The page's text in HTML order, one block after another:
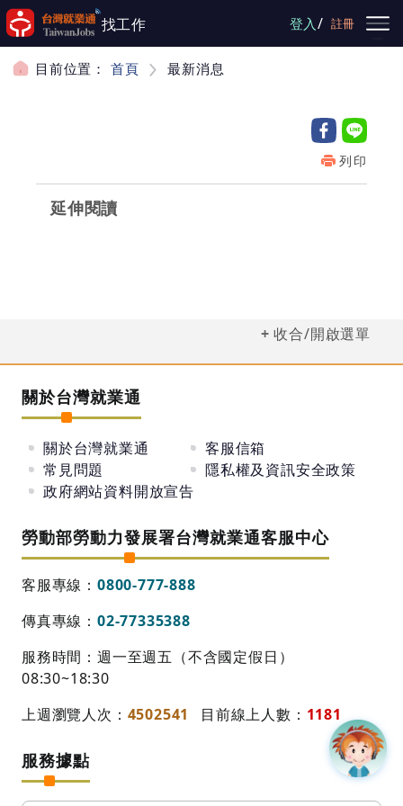
跳到主要內容
找工作 登入/ 註冊
目前位置： 首頁 最新消息
列印
延伸閱讀
收合/開啟選單
關於台灣就業通
關於台灣就業通
客服信箱
常見問題
隱私權及資訊安全政策
政府網站資料開放宣告
勞動部勞動力發展署台灣就業通客服中心
客服專線： 0800-777-888
傳真專線： 02-77335388
服務時間：週一至週五（不含國定假日）
08:30~18:30
上週瀏覽人次： 4502541 目前線上人數： 1181
服務據點